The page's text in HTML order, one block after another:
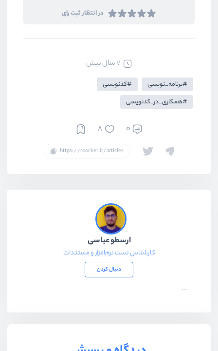
در انتظار ثبت رای
7 سال پیش
برنامه_نویسی
کدنویسی
همکاری_در_کدنویسی
0
8
ارسطو عباسی
کارشناس تست نرم‌افزار و مستندات
دنبال کردن
...